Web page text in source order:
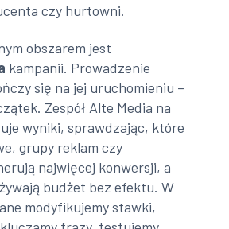
czy hurtowni.
obszarem jest
kampanii. Prowadzenie
się na jej uruchomieniu –
Zespół Alte Media na
wyniki, sprawdzając, które
grupy reklam czy
najwięcej konwersji, a
budżet bez efektu. W
modyfikujemy stawki,